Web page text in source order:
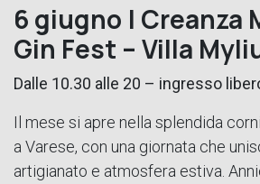
6 giugno | Creanza
Gin Fest – Villa
Dalle 10.30 alle 20 – ingresso
Il mese si apre nella splendida
a Varese, con una giornata che
artigianato e atmosfera estiva.